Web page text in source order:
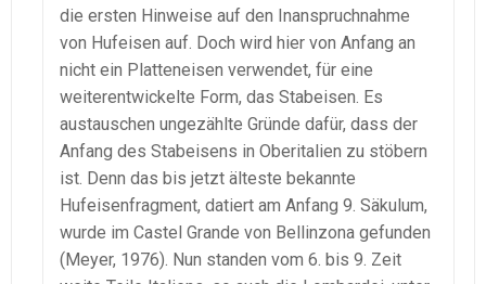
die ersten Hinweise auf den Inanspruchnahme
von Hufeisen auf. Doch wird hier von Anfang an
nicht ein Platteneisen verwendet, für eine
weiterentwickelte Form, das Stabeisen. Es
austauschen ungezählte Gründe dafür, dass der
Anfang des Stabeisens in Oberitalien zu stöbern
ist. Denn das bis jetzt älteste bekannte
Hufeisenfragment, datiert am Anfang 9. Säkulum,
wurde im Castel Grande von Bellinzona gefunden
(Meyer, 1976). Nun standen vom 6. bis 9. Zeit